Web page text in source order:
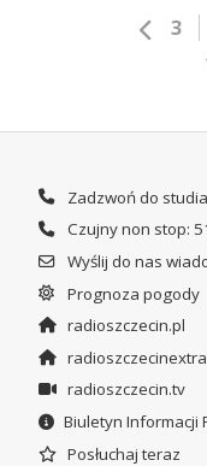
3
Zadzwoń do
Czujny non stop:
Wyślij do nas
Prognoza pogody
radioszczecin.pl
radioszczecin.tv
Biuletyn Informacji
Posłuchaj teraz